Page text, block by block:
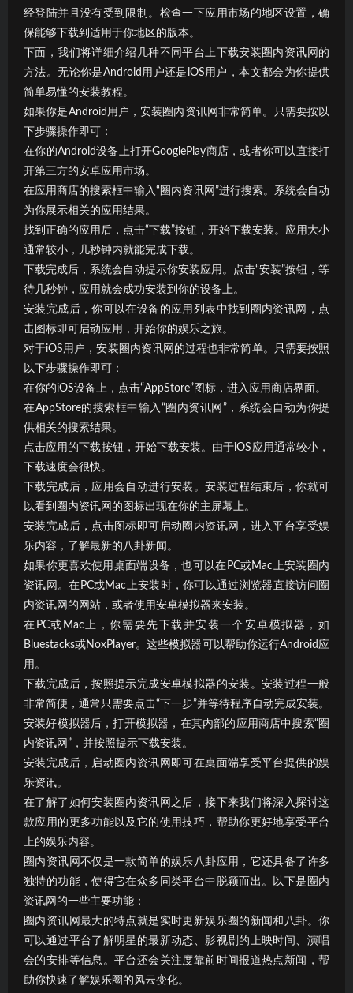
经登陆并且没有受到限制。检查一下应用市场的地区设置，确
保能够下载到适用于你地区的版本。
下面，我们将详细介绍几种不同平台上下载安装圈内资讯网的
方法。无论你是Android用户还是iOS用户，本文都会为你提供
简单易懂的安装教程。
如果你是Android用户，安装圈内资讯网非常简单。只需要按以
下步骤操作即可：
在你的Android设备上打开GooglePlay商店，或者你可以直接打
开第三方的安卓应用市场。
在应用商店的搜索框中输入“圈内资讯网”进行搜索。系统会自动
为你展示相关的应用结果。
找到正确的应用后，点击“下载”按钮，开始下载安装。应用大小
通常较小，几秒钟内就能完成下载。
下载完成后，系统会自动提示你安装应用。点击“安装”按钮，等
待几秒钟，应用就会成功安装到你的设备上。
安装完成后，你可以在设备的应用列表中找到圈内资讯网，点
击图标即可启动应用，开始你的娱乐之旅。
对于iOS用户，安装圈内资讯网的过程也非常简单。只需要按照
以下步骤操作即可：
在你的iOS设备上，点击“AppStore”图标，进入应用商店界面。
在AppStore的搜索框中输入“圈内资讯网”，系统会自动为你提
供相关的搜索结果。
点击应用的下载按钮，开始下载安装。由于iOS应用通常较小，
下载速度会很快。
下载完成后，应用会自动进行安装。安装过程结束后，你就可
以看到圈内资讯网的图标出现在你的主屏幕上。
安装完成后，点击图标即可启动圈内资讯网，进入平台享受娱
乐内容，了解最新的八卦新闻。
如果你更喜欢使用桌面端设备，也可以在PC或Mac上安装圈内
资讯网。在PC或Mac上安装时，你可以通过浏览器直接访问圈
内资讯网的网站，或者使用安卓模拟器来安装。
在PC或Mac上，你需要先下载并安装一个安卓模拟器，如
Bluestacks或NoxPlayer。这些模拟器可以帮助你运行Android应
用。
下载完成后，按照提示完成安卓模拟器的安装。安装过程一般
非常简便，通常只需要点击“下一步”并等待程序自动完成安装。
安装好模拟器后，打开模拟器，在其内部的应用商店中搜索“圈
内资讯网”，并按照提示下载安装。
安装完成后，启动圈内资讯网即可在桌面端享受平台提供的娱
乐资讯。
在了解了如何安装圈内资讯网之后，接下来我们将深入探讨这
款应用的更多功能以及它的使用技巧，帮助你更好地享受平台
上的娱乐内容。
圈内资讯网不仅是一款简单的娱乐八卦应用，它还具备了许多
独特的功能，使得它在众多同类平台中脱颖而出。以下是圈内
资讯网的一些主要功能：
圈内资讯网最大的特点就是实时更新娱乐圈的新闻和八卦。你
可以通过平台了解明星的最新动态、影视剧的上映时间、演唱
会的安排等信息。平台还会关注度靠前时间报道热点新闻，帮
助你快速了解娱乐圈的风云变化。